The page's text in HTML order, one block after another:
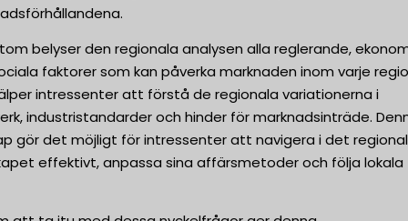
belyser den regionala analysen alla reglerande,
faktorer som kan påverka marknaden inom varje
intressenter att förstå de regionala variationerna i
industristandarder och hinder för marknadsinträde.
gör det möjligt för intressenter att navigera i det
effektivt, anpassa sina affärsmetoder och följa lokala